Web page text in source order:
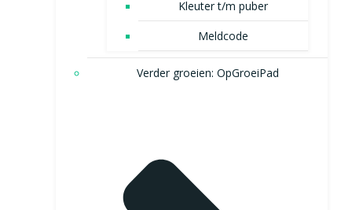
Kleuter t/m puber
Meldcode
Verder groeien: OpGroeiPad